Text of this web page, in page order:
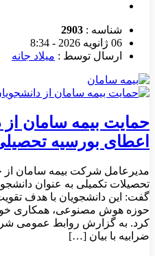
شناسه : 2903
06 ژانویه 2026 - 8:34
ارسال توسط : میلاد جانه
حمایت بیمه سامان از
اعطای بورسیه
تحصیلات تکمیلی به‌ عنوان
گفت: این دانشجویان با هدف
حوزه هوش مصنوعی، همکاری خود
کرد. به گزارش روابط عمومی
ضرابیه با بیان […]